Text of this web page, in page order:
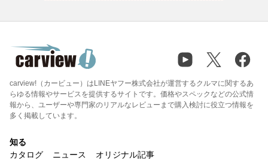
carview!（カービュー）はLINEヤフー株式会社が運営するクルマに関するあ
らゆる情報やサービスを提供するサイトです。価格やスペックなどの公式情
報から、ユーザーや専門家のリアルなレビューまで購入検討に役立つ情報を
多く掲載しています。
知る
カタログ
ニュース オリジナル記事